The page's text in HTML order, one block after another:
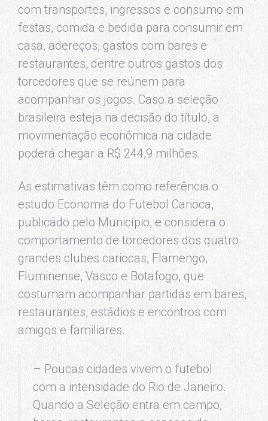
com transportes, ingressos e consumo em
festas, comida e bedida para consumir em
casa, adereços, gastos com bares e
restaurantes, dentre outros gastos dos
torcedores que se reúnem para
acompanhar os jogos. Caso a seleção
brasileira esteja na decisão do título, a
movimentação econômica na cidade
poderá chegar a R$ 244,9 milhões.
As estimativas têm como referência o
estudo Economia do Futebol Carioca,
publicado pelo Município, e considera o
comportamento de torcedores dos quatro
grandes clubes cariocas, Flamengo,
Fluminense, Vasco e Botafogo, que
costumam acompanhar partidas em bares,
restaurantes, estádios e encontros com
amigos e familiares.
– Poucas cidades vivem o futebol
com a intensidade do Rio de Janeiro.
Quando a Seleção entra em campo,